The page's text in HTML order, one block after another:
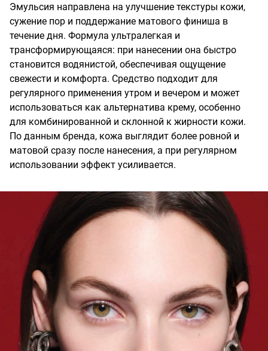
Эмульсия направлена на улучшение текстуры кожи,
сужение пор и поддержание матового финиша в
течение дня. Формула ультралегкая и
трансформирующаяся: при нанесении она быстро
становится водянистой, обеспечивая ощущение
свежести и комфорта. Средство подходит для
регулярного применения утром и вечером и может
использоваться как альтернатива крему, особенно
для комбинированной и склонной к жирности кожи.
По данным бренда, кожа выглядит более ровной и
матовой сразу после нанесения, а при регулярном
использовании эффект усиливается.